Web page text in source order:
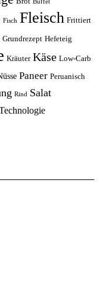
Buffet
Fisch Fleisch Frittiert
Grundrezept Hefeteig
Kräuter Käse Low-Carb
Paneer Peruanisch
Rind Salat